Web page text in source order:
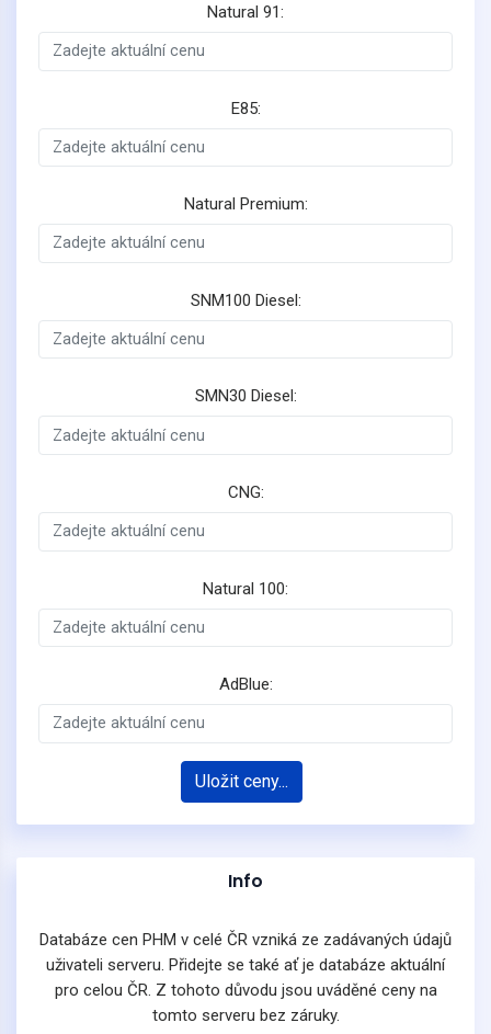
Natural 91:
E85:
Natural Premium:
SNM100 Diesel:
SMN30 Diesel:
CNG:
Natural 100:
AdBlue:
Uložit ceny...
Info
Databáze cen PHM v celé ČR vzniká ze zadávaných údajů
uživateli serveru. Přidejte se také ať je databáze aktuální
pro celou ČR. Z tohoto důvodu jsou uváděné ceny na
tomto serveru bez záruky.